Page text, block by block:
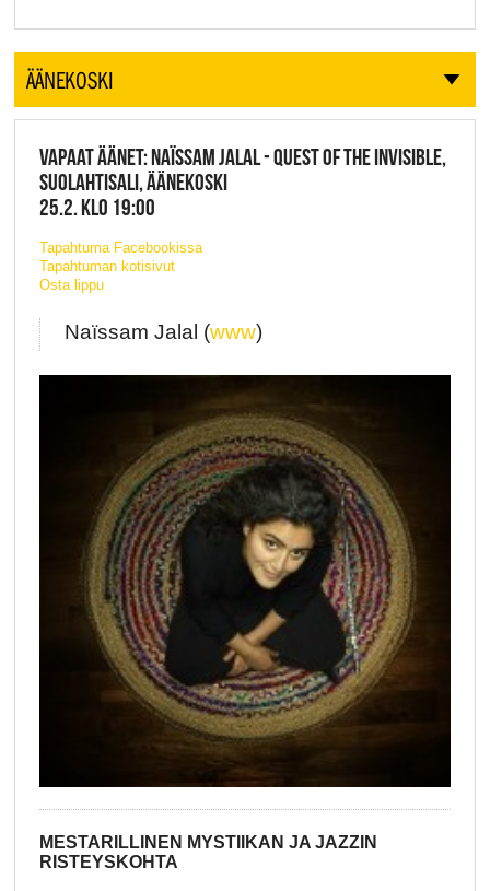
ÄÄNEKOSKI
VAPAAT ÄÄNET: NAÏSSAM JALAL - QUEST OF THE INVISIBLE,
SUOLAHTISALI, ÄÄNEKOSKI
25.2. KLO 19:00
Tapahtuma Facebookissa
Tapahtuman kotisivut
Osta lippu
Naïssam Jalal (www)
MESTARILLINEN MYSTIIKAN JA JAZZIN
RISTEYSKOHTA